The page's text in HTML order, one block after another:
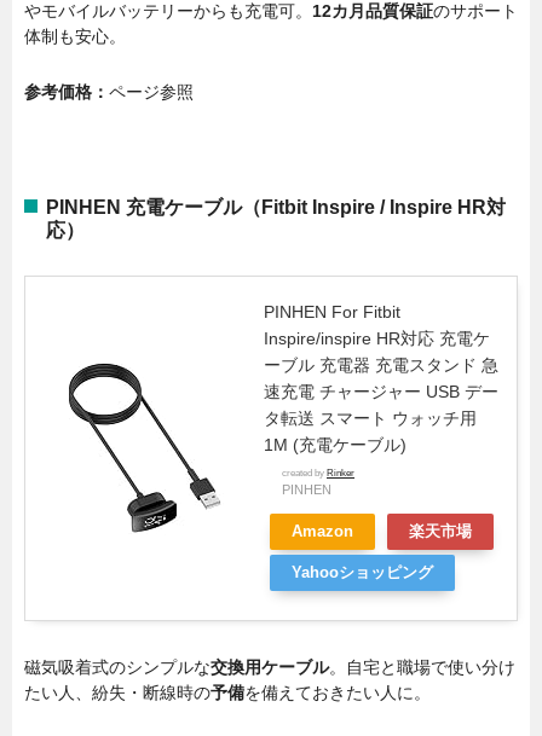
やモバイルバッテリーからも充電可。 12カ月品質保証のサポート
体制も安心。
参考価格： ページ参照
PINHEN 充電ケーブル（Fitbit Inspire / Inspire HR対
応）
PINHEN For Fitbit
Inspire/inspire HR対応 充電ケ
ーブル 充電器 充電スタンド 急
速充電 チャージャー USB デー
タ転送 スマート ウォッチ用
1M (充電ケーブル)
created by Rinker
PINHEN
Amazon 楽天市場
Yahooショッピング
磁気吸着式のシンプルな交換用ケーブル。自宅と職場で使い分け
たい人、紛失・断線時の予備を備えておきたい人に。